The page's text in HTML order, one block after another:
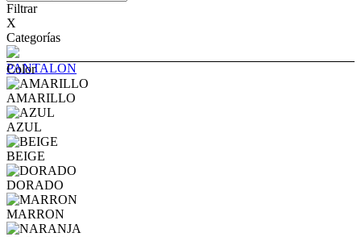
Filtrar
X
Categorías
PANTALON
Color
AMARILLO
AZUL
BEIGE
DORADO
MARRON